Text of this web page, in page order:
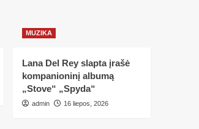
MUZIKA
Lana Del Rey slapta įrašė
kompanioninį albumą
„Stove“ „Spyda“
admin 16 liepos, 2026